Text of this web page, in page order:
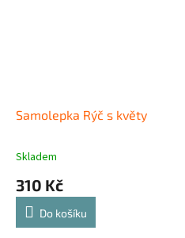
Samolepka Rýč s květy
Skladem
310 Kč
Do košíku